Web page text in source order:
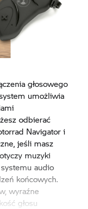
głosowego
umożliwia
odbierać
Navigator i
jeśli masz
muzyki
audio
końcowych.
wyraźne
głosu